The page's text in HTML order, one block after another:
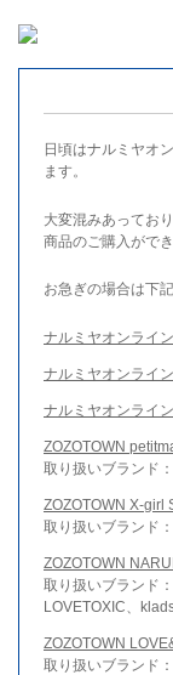
日頃はナルミヤオ
ます。
大変混みあってお
商品のご購入ができ
お急ぎの場合は下
ナルミヤオンライ
ナルミヤオンライ
ナルミヤオンライ
ZOZOTOWN
取り扱いブランド
ZOZOTOWN X-girl
取り扱いブランド
ZOZOTOWN
取り扱いブランド
LOVETOXIC、
ZOZOTOWN
取り扱いブランド